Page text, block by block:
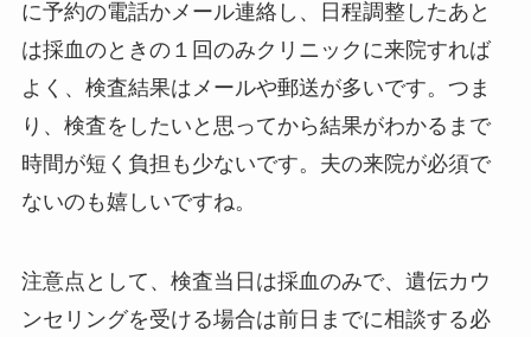
に予約の電話かメール連絡し、日程調整したあと
は採血のときの１回のみクリニックに来院すれば
よく、検査結果はメールや郵送が多いです。つま
り、検査をしたいと思ってから結果がわかるまで
時間が短く負担も少ないです。夫の来院が必須で
ないのも嬉しいですね。
注意点として、検査当日は採血のみで、遺伝カウ
ンセリングを受ける場合は前日までに相談する必